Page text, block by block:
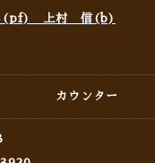
(pf) 上村 信(b)
カウンター